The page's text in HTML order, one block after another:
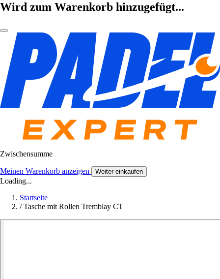
Wird zum Warenkorb hinzugefügt...
Zwischensumme
Meinen Warenkorb anzeigen Weiter einkaufen
Loading...
Startseite
/ Tasche mit Rollen Tremblay CT